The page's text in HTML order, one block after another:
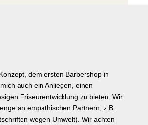
dem ersten Barbershop in
auch ein Anliegen, einen
Friseurentwicklung zu bieten. Wir
an empathischen Partnern, z.B.
wegen Umwelt). Wir achten